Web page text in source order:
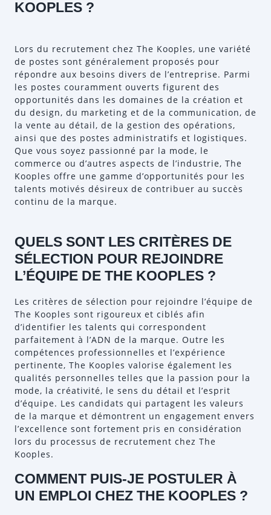
KOOPLES ?
Lors du recrutement chez The Kooples, une variété
de postes sont généralement proposés pour
répondre aux besoins divers de l’entreprise. Parmi
les postes couramment ouverts figurent des
opportunités dans les domaines de la création et
du design, du marketing et de la communication, de
la vente au détail, de la gestion des opérations,
ainsi que des postes administratifs et logistiques.
Que vous soyez passionné par la mode, le
commerce ou d’autres aspects de l’industrie, The
Kooples offre une gamme d’opportunités pour les
talents motivés désireux de contribuer au succès
continu de la marque.
QUELS SONT LES CRITÈRES DE
SÉLECTION POUR REJOINDRE
L’ÉQUIPE DE THE KOOPLES ?
Les critères de sélection pour rejoindre l’équipe de
The Kooples sont rigoureux et ciblés afin
d’identifier les talents qui correspondent
parfaitement à l’ADN de la marque. Outre les
compétences professionnelles et l’expérience
pertinente, The Kooples valorise également les
qualités personnelles telles que la passion pour la
mode, la créativité, le sens du détail et l’esprit
d’équipe. Les candidats qui partagent les valeurs
de la marque et démontrent un engagement envers
l’excellence sont fortement pris en considération
lors du processus de recrutement chez The
Kooples.
COMMENT PUIS-JE POSTULER À
UN EMPLOI CHEZ THE KOOPLES ?